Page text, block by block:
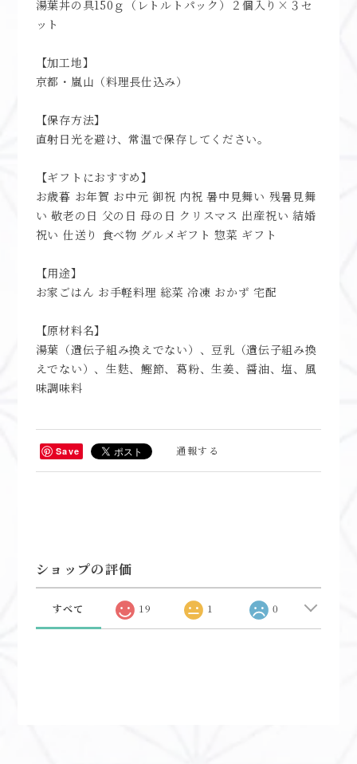
湯葉丼の具150ｇ（レトルトパック）２個入り×３セ
ット
【加工地】
京都・嵐山（料理長仕込み）
【保存方法】
直射日光を避け、常温で保存してください。
【ギフトにおすすめ】
お歳暮 お年賀 お中元 御祝 内祝 暑中見舞い 残暑見舞
い 敬老の日 父の日 母の日 クリスマス 出産祝い 結婚
祝い 仕送り 食べ物 グルメギフト 惣菜 ギフト
【用途】
お家ごはん お手軽料理 総菜 冷凍 おかず 宅配
【原材料名】
湯葉（遺伝子組み換えでない）、豆乳（遺伝子組み換
えでない）、生麩、鰹節、葛粉、生姜、醤油、塩、風
味調味料
Save 通報する
ショップの評価
すべて 19 1 0